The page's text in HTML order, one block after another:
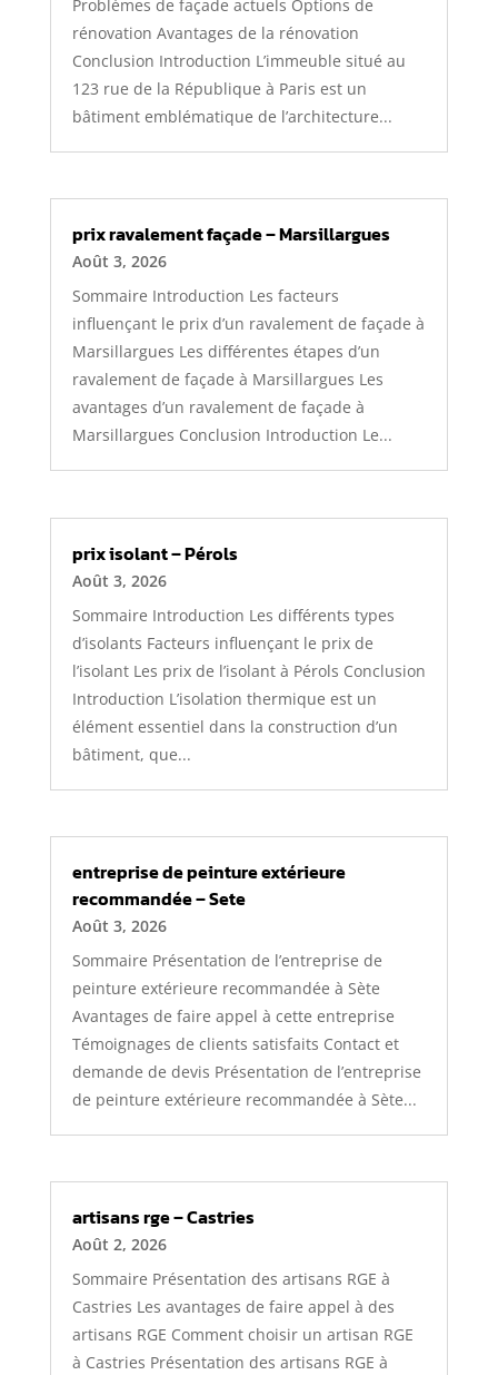
Problèmes de façade actuels Options de
rénovation Avantages de la rénovation
Conclusion Introduction L’immeuble situé au
123 rue de la République à Paris est un
bâtiment emblématique de l’architecture...
prix ravalement façade – Marsillargues
Août 3, 2026
Sommaire Introduction Les facteurs
influençant le prix d’un ravalement de façade à
Marsillargues Les différentes étapes d’un
ravalement de façade à Marsillargues Les
avantages d’un ravalement de façade à
Marsillargues Conclusion Introduction Le...
prix isolant – Pérols
Août 3, 2026
Sommaire Introduction Les différents types
d’isolants Facteurs influençant le prix de
l’isolant Les prix de l’isolant à Pérols Conclusion
Introduction L’isolation thermique est un
élément essentiel dans la construction d’un
bâtiment, que...
entreprise de peinture extérieure
recommandée – Sete
Août 3, 2026
Sommaire Présentation de l’entreprise de
peinture extérieure recommandée à Sète
Avantages de faire appel à cette entreprise
Témoignages de clients satisfaits Contact et
demande de devis Présentation de l’entreprise
de peinture extérieure recommandée à Sète...
artisans rge – Castries
Août 2, 2026
Sommaire Présentation des artisans RGE à
Castries Les avantages de faire appel à des
artisans RGE Comment choisir un artisan RGE
à Castries Présentation des artisans RGE à